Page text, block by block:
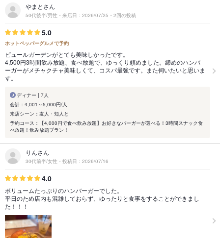
やまとさん
50代後半/男性・来店日：2026/07/25・2回の投稿
5.0
ホットペッパーグルメで予約
ピュールガーデンがとても美味しかったです。
4,500円3時間飲み放題、食べ放題で、ゆっくり頼めました。締めのハンバ
ーガーがメチャクチャ美味しくて、コスパ最強です。また伺いたいと思いま
す。
ディナー | 7人
会計：4,001～5,000円/人
来店シーン：友人・知人と
予約コース：【4,000円で食べ飲み放題】お好きなバーガーが選べる！3時間スナック食
べ放題！飲み放題プラン！
りんさん
30代前半/女性・投稿日：2026/07/16
4.0
ボリュームたっぷりのハンバーガーでした。
平日のため店内も混雑しておらず、ゆったりと食事をすることができまし
た！！！